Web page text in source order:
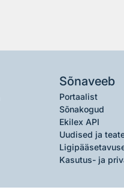
Sõnaveeb
Portaalist
Sõnakogud
Ekilex API
Uudised ja
Kasutus- ja